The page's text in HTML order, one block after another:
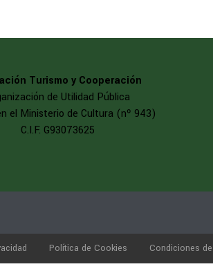
Turismo y Cooperación
de Utilidad Pública
el Ministerio de Cultura (nº 943)
C.I.F. G93073625
Política de Cookies Condiciones